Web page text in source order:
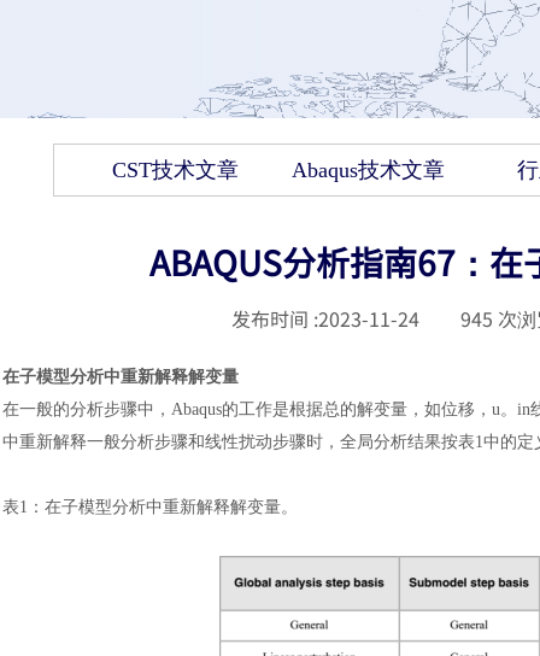
CST技术文章 Abaqus技术文章
ABAQUS分析指南67：
发布时间 :2023-11-24 945 次
在子模型分析中重新解释解变量
在一般的分析步骤中， Abaqus的工作是根据总的解变量，如位移，u。
中重新解释一般分析步骤和线性扰动步骤时，全局分析结果按表1中的定
表1 ： 在子模型分析中重新解释解变量。